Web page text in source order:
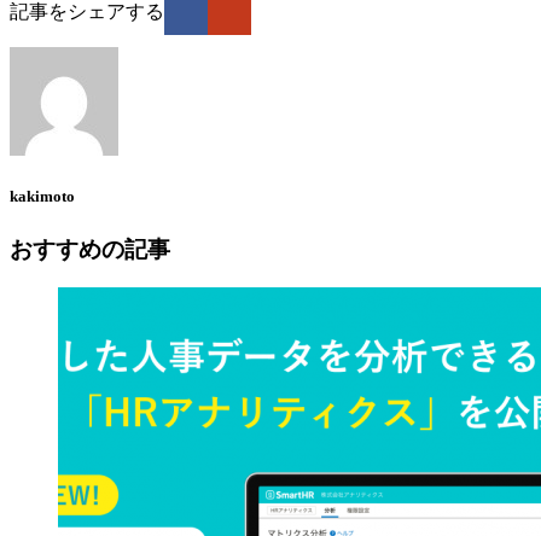
記事をシェアする
kakimoto
おすすめの記事